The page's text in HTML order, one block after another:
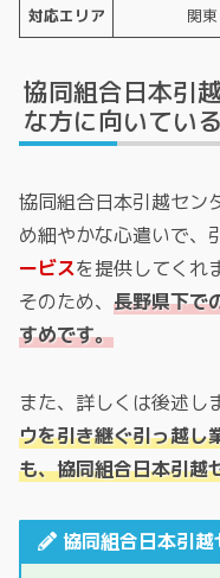
対応エリア
関
協同組合日本引
な方に向いてい
協同組合日本引越セン
め細やかな心遣いで、
ービスを提供してくれ
そのため、 長野県下で
すめです。
また、詳しくは後述し
ウを引き継ぐ引っ越し
も、協同組合日本引越
協同組合日本引